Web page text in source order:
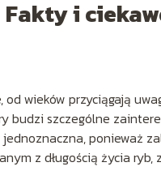
i
wieków przyciągają
budzi szczególne
ponieważ
z długością życia